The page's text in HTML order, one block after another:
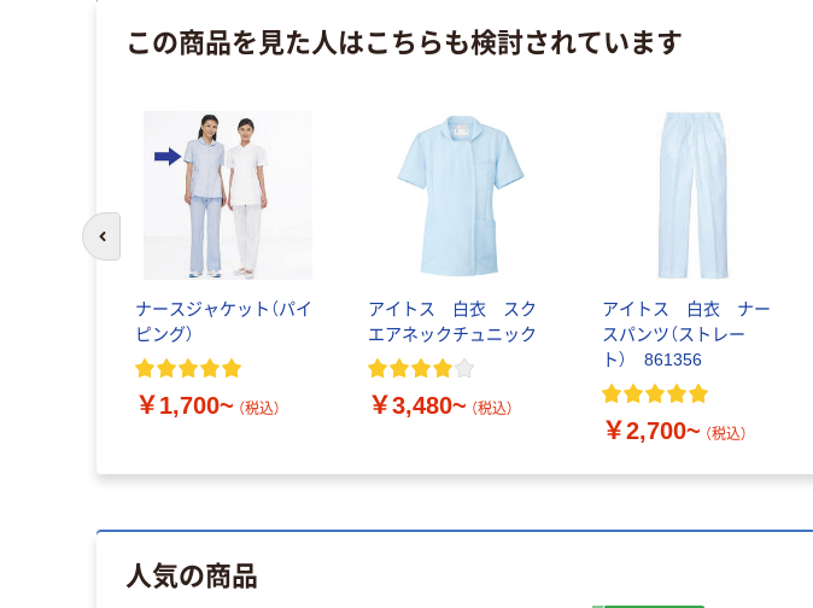
この商品を見た人はこちらも検討されています
ナースジャケット（パイ
ピング）
￥1,700~ （税込）
アイトス 白衣 スク
エアネックチュニック
￥3,480~ （税込）
アイトス 白衣 ナー
スパンツ（ストレー
ト） 861356
￥2,700~ （税込）
前のスライドへ
人気の商品